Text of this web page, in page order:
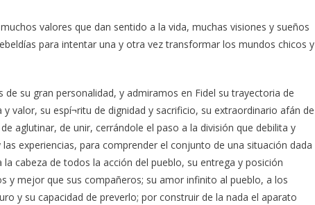
valores que dan sentido a la vida, muchas visiones y sueños
para intentar una y otra vez transformar los mundos chicos y
su gran personalidad, y admiramos en Fidel su trayectoria de
valor, su espí¬ritu de dignidad y sacrificio, su extraordinario afán de
aglutinar, de unir, cerrándole el paso a la división que debilita y
experiencias, para comprender el conjunto de una situación dada
cabeza de todos la acción del pueblo, su entrega y posición
y mejor que sus compañeros; su amor infinito al pueblo, a los
y su capacidad de preverlo; por construir de la nada el aparato